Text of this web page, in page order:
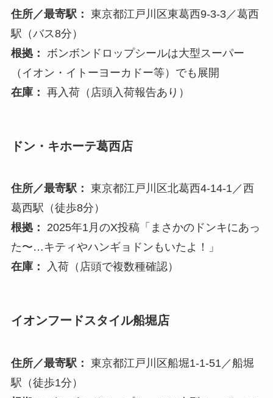
住所／最寄駅： 東京都江戸川区東葛西9-3-3／葛西
駅（バス8分）
根拠：
ボンボンドロップシールは大型スーパー
（イオン・イトーヨーカドー等）でも展開
在庫： 再入荷（店頭入荷報告あり）
ドン・キホーテ葛西店
住所／最寄駅： 東京都江戸川区北葛西4-14-1／西
葛西駅（徒歩8分）
根拠：
2025年1月のX投稿「まさかのドンキにあっ
た〜…キティやハンギョドンもいたよ！」
在庫：
入荷（店頭で複数種確認）
イオンフードスタイル船堀店
住所／最寄駅： 東京都江戸川区船堀1-1-51／船堀
駅（徒歩1分）